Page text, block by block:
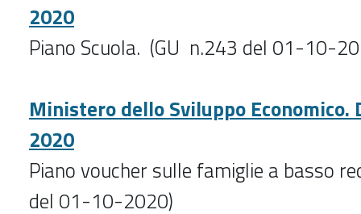
2020
Piano Scuola. (GU n.243 del 01-10-
Ministero dello Sviluppo Economico.
2020
Piano voucher sulle famiglie a basso
del 01-10-2020)